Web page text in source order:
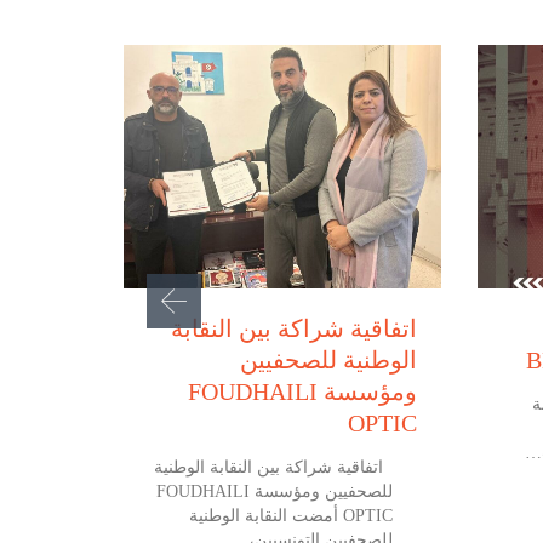
اتفاقية شراكة بين النقابة
الوطنية للصحفيين
ومؤسسة FOUDHAILI
OPTIC
اتفاقية شراكة بين النقابة الوطنية
للصحفيين ومؤسسة FOUDHAILI
OPTIC أمضت النقابة الوطنية